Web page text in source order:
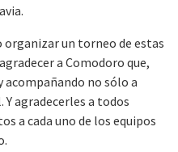
un torneo de estas
a Comodoro que,
no sólo a
Y agradecerles a todos
a cada uno de los equipos